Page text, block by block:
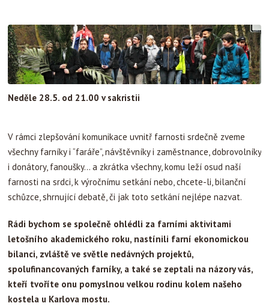
Neděle 28.5. od 21.00 v sakristii
V rámci zlepšování komunikace uvnitř farnosti srdečně zveme
všechny farníky i “faráře”, návštěvníky i zaměstnance, dobrovolníky
i donátory, fanoušky... a zkrátka všechny, komu leží osud naší
farnosti na srdci, k výročnímu setkání nebo, chcete-li, bilanční
schůzce, shrnující debatě, či jak toto setkání nejlépe nazvat.
Rádi bychom se společně ohlédli za farními aktivitami
letošního akademického roku, nastínili farní ekonomickou
bilanci, zvláště ve světle nedávných projektů,
spolufinancovaných farníky, a také se zeptali na názory vás,
kteří tvoříte onu pomyslnou velkou rodinu kolem našeho
kostela u Karlova mostu.